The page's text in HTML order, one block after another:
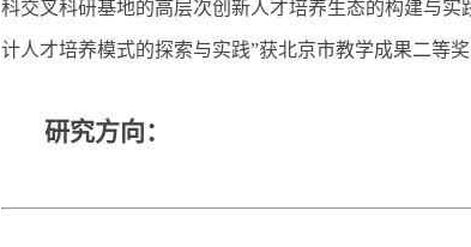
科交叉科研基地的高层次创新人才培养生态的构建与实
计人才培养模式的探索与实践”获北京市教学成果二等奖
研究方向：